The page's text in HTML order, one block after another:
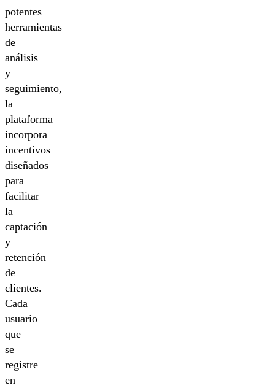
potentes
herramientas
de
análisis
y
seguimiento,
la
plataforma
incorpora
incentivos
diseñados
para
facilitar
la
captación
y
retención
de
clientes.
Cada
usuario
que
se
registre
en